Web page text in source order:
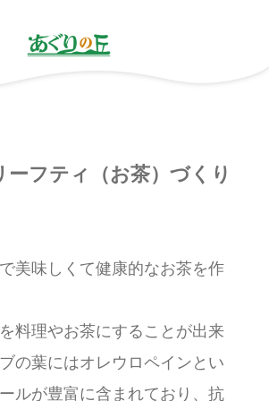
ーフティ（お茶）づくり
美味しくて健康的なお茶を作
料理やお茶にすることが出来
の葉にはオレウロペインとい
ルが豊富に含まれており、抗